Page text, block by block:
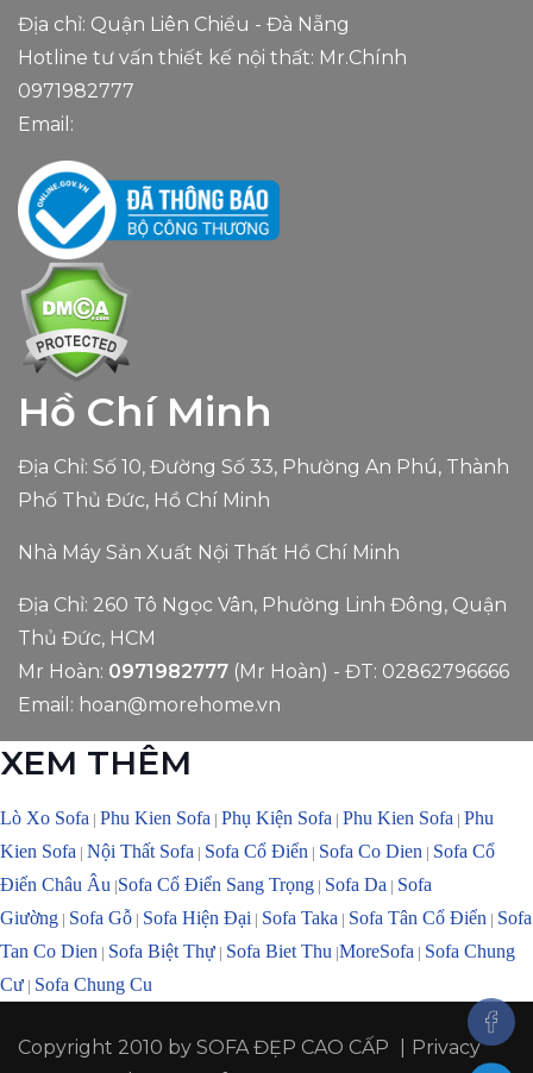
Địa chỉ: Quận Liên Chiểu - Đà Nẵng
Hotline tư vấn thiết kế nội thất: Mr.Chính
0971982777
Email:
Hồ Chí Minh
Địa Chỉ: Số 10, Đường Số 33, Phường An Phú, Thành
Phố Thủ Đức, Hồ Chí Minh
Nhà Máy Sản Xuất Nội Thất Hồ Chí Minh
Địa Chỉ: 260 Tô Ngọc Vân, Phường Linh Đông, Quận
Thủ Đức, HCM
Mr Hoàn: 0971982777 (Mr Hoàn) - ĐT: 02862796666
Email: hoan@morehome.vn
XEM THÊM
Lò Xo Sofa | Phu Kien Sofa | Phụ Kiện Sofa | Phu Kien Sofa | Phu
Kien Sofa | Nội Thất Sofa | Sofa Cổ Điển | Sofa Co Dien | Sofa Cổ
Điển Châu Âu |Sofa Cổ Điển Sang Trọng | Sofa Da | Sofa
Giường | Sofa Gỗ | Sofa Hiện Đại | Sofa Taka | Sofa Tân Cổ Điển | Sofa
Tan Co Dien | Sofa Biệt Thự | Sofa Biet Thu |MoreSofa | Sofa Chung
Cư | Sofa Chung Cu
Copyright 2010 by SOFA ĐẸP CAO CẤP
Privacy